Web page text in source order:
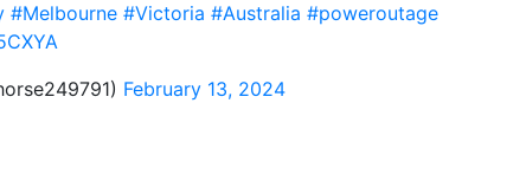
#Melbourne #Victoria #Australia #poweroutage
February 13, 2024